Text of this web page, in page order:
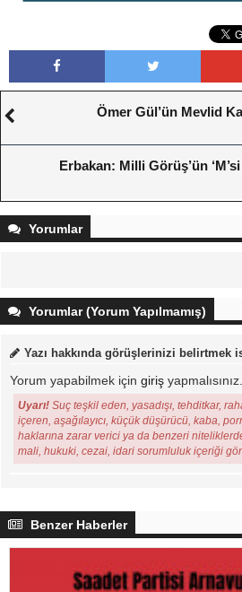
Ömer Gül’ün Mevlid
Erbakan: Milli Görüş’ün
Yorumlar
Yorumlar (Yorum Yapılmamış)
Yazı hakkında görüşlerinizi belirtmek
Yorum yapabilmek için giriş yapmalısınız.
Uyarı! Suç teşkil eden, yasadışı, tehditkar,
içeren, aşağılayıcı, küçük düşürücü, kaba,
haklarına zarar verici ya da benzeri
mali, hukuki, cezai, idari sorumluluk içeriği
Benzer Haberler